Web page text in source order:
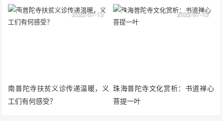
南普陀寺扶贫义诊传递温暖，义
工们有何感受？
2022-07-13
珠海普陀寺文化赏析：书道禅心
菩提一叶
2022-07-13